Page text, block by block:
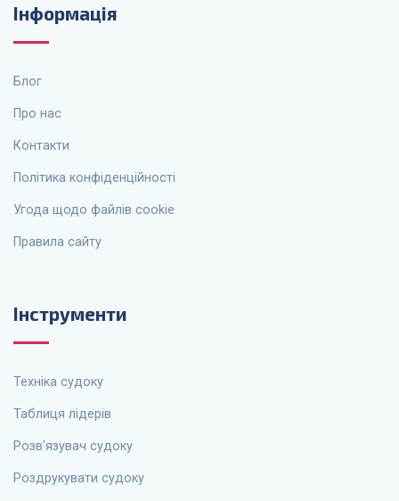
Інформація
Блог
Про нас
Контакти
Політика конфіденційності
Угода щодо файлів cookie
Правила сайту
Інструменти
Техніка судоку
Таблиця лідерів
Розв'язувач судоку
Роздрукувати судоку